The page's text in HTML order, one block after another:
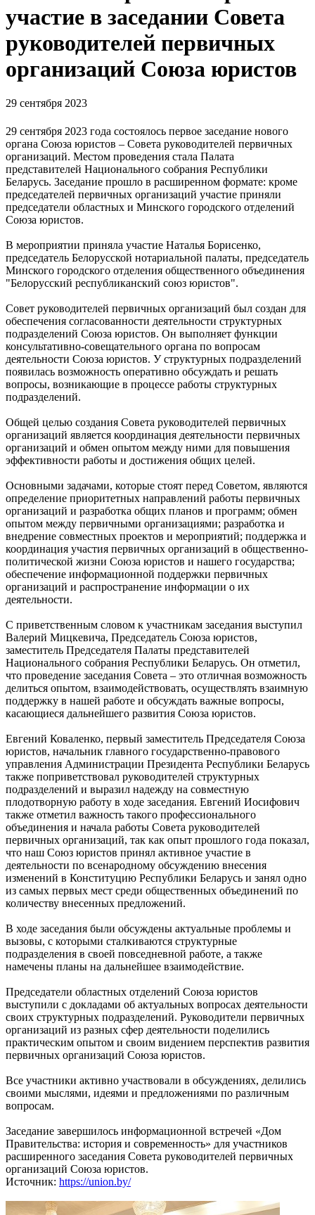
участие в заседании Совета
руководителей первичных
организаций Союза юристов
29 сентября 2023
29 сентября 2023 года состоялось первое заседание нового
органа Союза юристов – Совета руководителей первичных
организаций. Местом проведения стала Палата
представителей Национального собрания Республики
Беларусь. Заседание прошло в расширенном формате: кроме
председателей первичных организаций участие приняли
председатели областных и Минского городского отделений
Союза юристов.
В мероприятии приняла участие Наталья Борисенко,
председатель Белорусской нотариальной палаты, председатель
Минского городского отделения общественного объединения
"Белорусский республиканский союз юристов".
Совет руководителей первичных организаций был создан для
обеспечения согласованности деятельности структурных
подразделений Союза юристов. Он выполняет функции
консультативно-совещательного органа по вопросам
деятельности Союза юристов. У структурных подразделений
появилась возможность оперативно обсуждать и решать
вопросы, возникающие в процессе работы структурных
подразделений.
Общей целью создания Совета руководителей первичных
организаций является координация деятельности первичных
организаций и обмен опытом между ними для повышения
эффективности работы и достижения общих целей.
Основными задачами, которые стоят перед Советом, являются
определение приоритетных направлений работы первичных
организаций и разработка общих планов и программ; обмен
опытом между первичными организациями; разработка и
внедрение совместных проектов и мероприятий; поддержка и
координация участия первичных организаций в общественно-
политической жизни Союза юристов и нашего государства;
обеспечение информационной поддержки первичных
организаций и распространение информации о их
деятельности.
С приветственным словом к участникам заседания выступил
Валерий Мицкевича, Председатель Союза юристов,
заместитель Председателя Палаты представителей
Национального собрания Республики Беларусь. Он отметил,
что проведение заседания Совета – это отличная возможность
делиться опытом, взаимодействовать, осуществлять взаимную
поддержку в нашей работе и обсуждать важные вопросы,
касающиеся дальнейшего развития Союза юристов.
Евгений Коваленко, первый заместитель Председателя Союза
юристов, начальник главного государственно-правового
управления Администрации Президента Республики Беларусь
также поприветствовал руководителей структурных
подразделений и выразил надежду на совместную
плодотворную работу в ходе заседания. Евгений Иосифович
также отметил важность такого профессионального
объединения и начала работы Совета руководителей
первичных организаций, так как опыт прошлого года показал,
что наш Союз юристов принял активное участие в
деятельности по всенародному обсуждению внесения
изменений в Конституцию Республики Беларусь и занял одно
из самых первых мест среди общественных объединений по
количеству внесенных предложений.
В ходе заседания были обсуждены актуальные проблемы и
вызовы, с которыми сталкиваются структурные
подразделения в своей повседневной работе, а также
намечены планы на дальнейшее взаимодействие.
Председатели областных отделений Союза юристов
выступили с докладами об актуальных вопросах деятельности
своих структурных подразделений. Руководители первичных
организаций из разных сфер деятельности поделились
практическим опытом и своим видением перспектив развития
первичных организаций Союза юристов.
Все участники активно участвовали в обсуждениях, делились
своими мыслями, идеями и предложениями по различным
вопросам.
Заседание завершилось информационной встречей «Дом
Правительства: история и современность» для участников
расширенного заседания Совета руководителей первичных
организаций Союза юристов.
Источник: https://union.by/